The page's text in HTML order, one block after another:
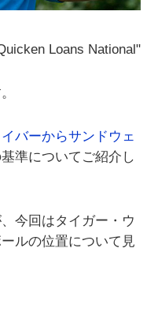
Loans National"
バーからサンドウェ
準についてご紹介し
今回はタイガー・ウ
ルの位置について見